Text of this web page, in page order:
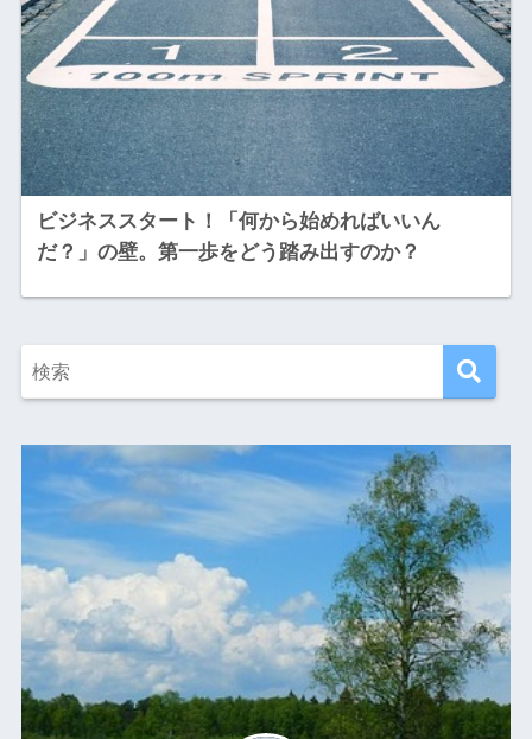
ビジネススタート！「何から始めればいいん
だ？」の壁。第一歩をどう踏み出すのか？